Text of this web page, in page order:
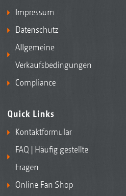
Impressum
Datenschutz
Allgemeine
Verkaufsbedingungen
Compliance
Quick Links
Kontaktformular
FAQ | Häufig gestellte
Fragen
Online Fan Shop